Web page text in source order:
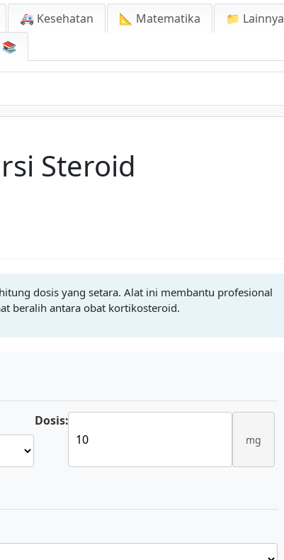
🚑 Kesehatan 📐 Matematika 📁 Lainnya
📚
Steroid
dosis yang setara. Alat ini membantu profesional
beralih antara obat kortikosteroid.
Dosis:
mg